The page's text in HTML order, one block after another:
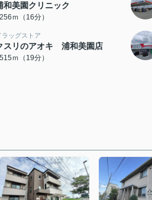
和美園クリニック
ｍ（16分）
ラッグストア
スリのアオキ 浦和美園店
ｍ（19分）